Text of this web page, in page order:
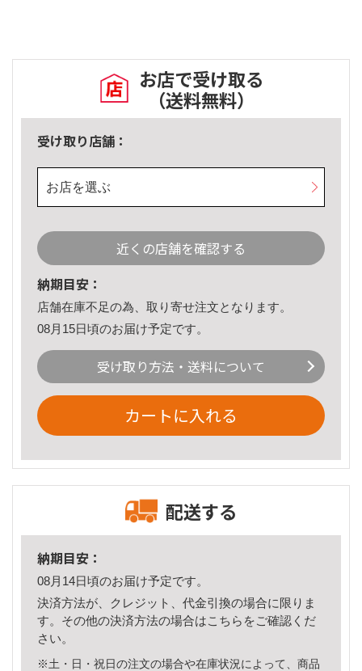
お店で受け取る
（送料無料）
受け取り店舗：
お店を選ぶ
近くの店舗を確認する
納期目安：
店舗在庫不足の為、取り寄せ注文となります。
08月15日頃のお届け予定です。
受け取り方法・送料について
カートに入れる
配送する
納期目安：
08月14日頃のお届け予定です。
決済方法が、クレジット、代金引換の場合に限りま
す。その他の決済方法の場合はこちら をご確認くだ
さい。
※土・日・祝日の注文の場合や在庫状況によって、商品